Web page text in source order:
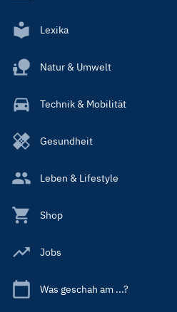
Lexika
Natur & Umwelt
Technik & Mobilität
Gesundheit
Leben & Lifestyle
Shop
Jobs
Was geschah am ...?